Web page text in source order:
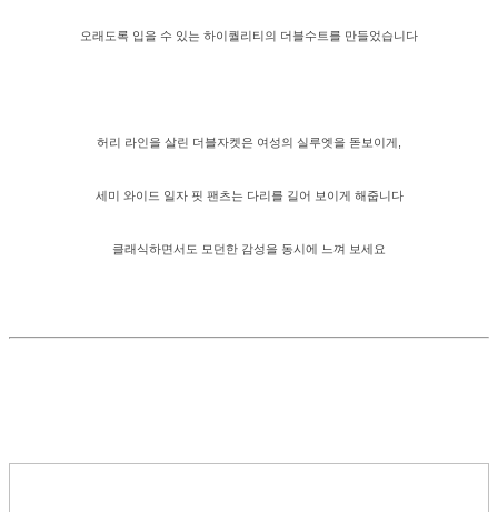
오래도록 입을 수 있는 하이퀄리티의 더블수트를 만들었습니다
허리 라인을 살린 더블자켓은 여성의 실루엣을 돋보이게,
세미 와이드 일자 핏 팬츠는 다리를 길어 보이게 해줍니다
클래식하면서도 모던한 감성을 동시에 느껴 보세요